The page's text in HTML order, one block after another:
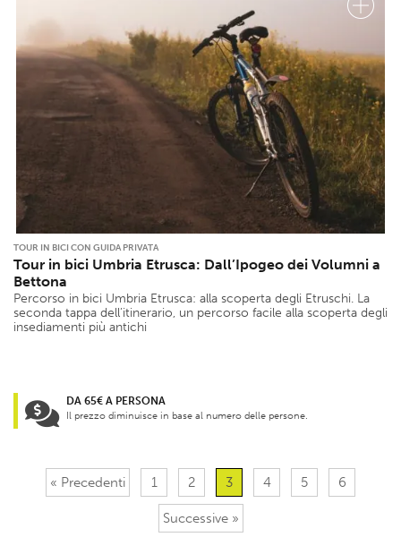
TOUR IN BICI CON GUIDA PRIVATA
Tour in bici Umbria Etrusca: Dall’Ipogeo dei Volumni a
Bettona
Percorso in bici Umbria Etrusca: alla scoperta degli Etruschi. La
seconda tappa dell’itinerario, un percorso facile alla scoperta degli
insediamenti più antichi
DA 65€ A PERSONA
Il prezzo diminuisce in base al numero delle persone.
« Precedenti 1 2 3 4 5 6
Successive »